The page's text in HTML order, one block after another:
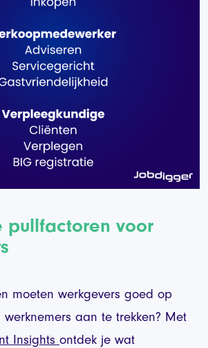
pullfactoren voor
moeten werkgevers goed op
aan te trekken? Met
Insights ontdek je wat